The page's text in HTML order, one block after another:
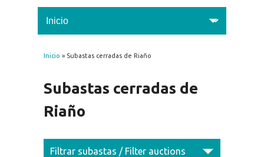
Se encuentra usted aquí
Inicio » Subastas cerradas de Riaño
Subastas cerradas de
Riaño
Filtrar subastas / Filter auctions